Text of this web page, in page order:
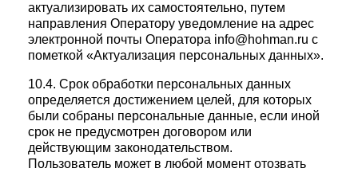
актуализировать их самостоятельно, путем
направления Оператору уведомление на адрес
электронной почты Оператора info@hohman.ru с
пометкой «Актуализация персональных данных».
10.4. Срок обработки персональных данных
определяется достижением целей, для которых
были собраны персональные данные, если иной
срок не предусмотрен договором или
действующим законодательством.
Пользователь может в любой момент отозвать